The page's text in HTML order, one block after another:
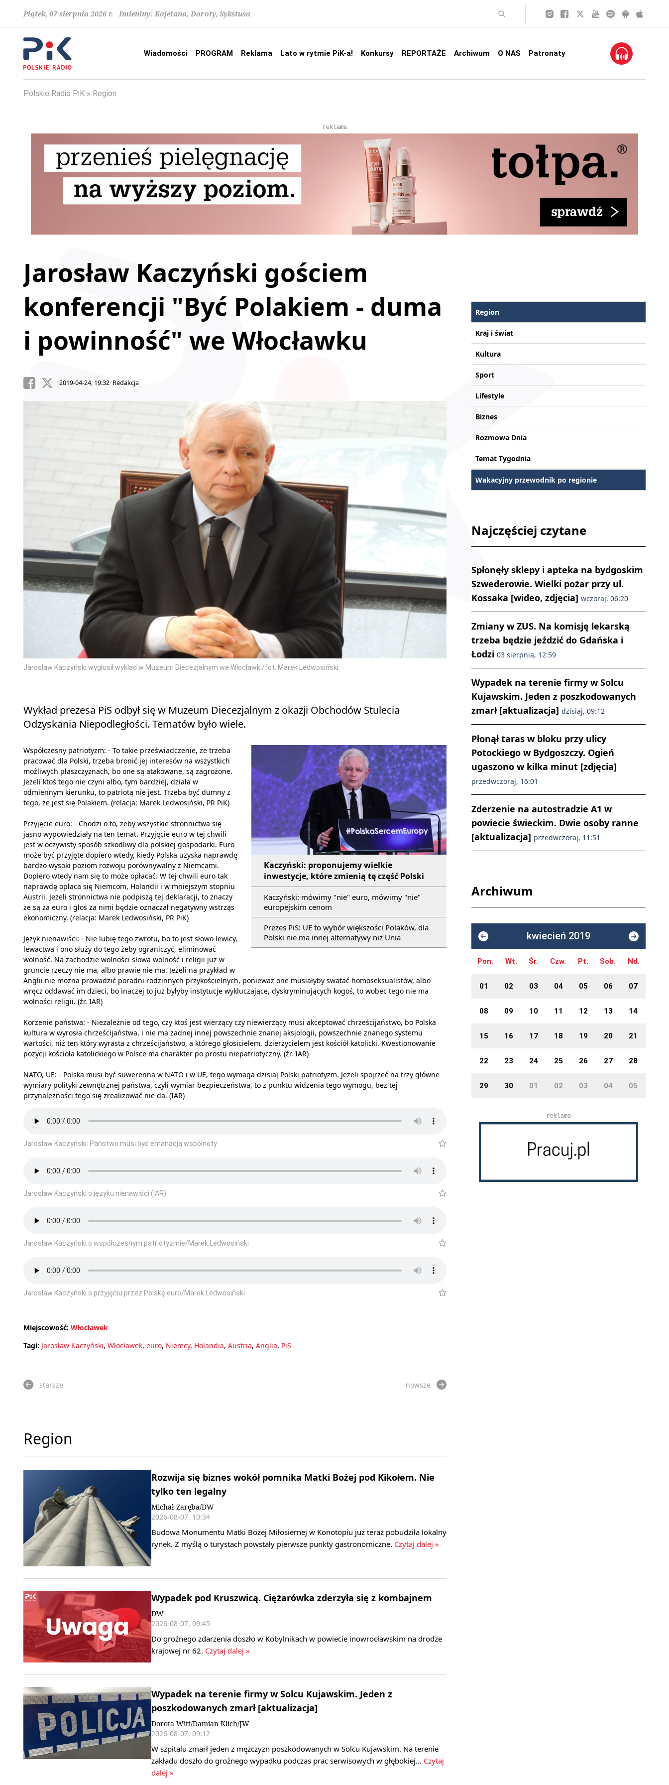
Piątek, 07 sierpnia 2026 r. Imieniny: Kajetana, Doroty, Sykstusa
Wiadomości PROGRAM Reklama Lato w rytmie PiK-a! Konkursy REPORTAŻE Archiwum O NAS Patronaty
Polskie Radio PiK Region
reklama
Jarosław Kaczyński gościem
konferencji "Być Polakiem - duma
i powinność" we Włocławku
2019-04-24, 19:32 Redakcja
Jarosław Kaczyński wygłosił wykład w Muzeum Diecezjalnym we Włocławki/fot. Marek Ledwosiński
Wykład prezesa PiS odbył się w Muzeum Diecezjalnym z okazji Obchodów Stulecia
Odzyskania Niepodległości. Tematów było wiele.
Kaczyński: proponujemy wielkie
inwestycje, które zmienią tę część Polski
Kaczyński: mówimy "nie" euro, mówimy "nie"
europejskim cenom
Prezes PiS: UE to wybór większości Polaków, dla
Polski nie ma innej alternatywy niż Unia
Współczesny patriotyzm: - To takie przeświadczenie, że trzeba
pracować dla Polski, trzeba bronić jej interesów na wszystkich
możliwych płaszczyznach, bo one są atakowane, są zagrożone.
Jeżeli ktoś tego nie czyni albo, tym bardziej, działa w
odmiennym kierunku, to patriotą nie jest. Trzeba być dumny z
tego, że jest się Polakiem. (relacja: Marek Ledwosiński, PR PiK)
Przyjęcie euro: - Chodzi o to, żeby wszystkie stronnictwa się
jasno wypowiedziały na ten temat. Przyjęcie euro w tej chwili
jest w oczywisty sposób szkodliwy dla polskiej gospodarki. Euro
może być przyjęte dopiero wtedy, kiedy Polska uzyska naprawdę
bardzo wysoki poziom rozwoju porównywalny z Niemcami.
Dopiero wtedy nam się to może opłacać. W tej chwili euro tak
naprawdę opłaca się Niemcom, Holandii i w mniejszym stopniu
Austrii. Jeżeli stronnictwa nie podpiszą tej deklaracji, to znaczy
że są za euro i głos za nimi będzie oznaczał negatywny wstrząs
ekonomiczny. (relacja: Marek Ledwosiński, PR PiK)
Język nienawiści: - Nie lubię tego zwrotu, bo to jest słowo lewicy,
lewactwa i ono służy do tego żeby ograniczyć, eliminować
wolność. Na zachodzie wolności słowa wolność i religii już w
gruncie rzeczy nie ma, albo prawie nie ma. Jeżeli na przykład w
Anglii nie można prowadzić poradni rodzinnych przykościelnych, ponieważ one musiałyby swatać homoseksualistów, albo
wręcz oddawać im dzieci, bo inaczej to już byłyby instytucje wykluczające, dyskryminujących kogoś, to wobec tego nie ma
wolności religii. (źr. IAR)
Korzenie państwa: - Niezależnie od tego, czy ktoś jest wierzący czy niewierzący musi akceptować chrześcijaństwo, bo Polska
kultura w wyrosła chrześcijaństwa, i nie ma żadnej innej powszechnie znanej aksjologii, powszechnie znanego systemu
wartości, niż ten który wyrasta z chrześcijaństwo, a którego głosicielem, dzierżycielem jest kościół katolicki. Kwestionowanie
pozycji kościoła katolickiego w Polsce ma charakter po prostu niepatriotyczny. (źr. IAR)
NATO, UE: - Polska musi być suwerenna w NATO i w UE, tego wymaga dzisiaj Polski patriotyzm. Jeżeli spojrzeć na trzy główne
wymiary polityki zewnętrznej państwa, czyli wymiar bezpieczeństwa, to z punktu widzenia tego wymogu, bez tej
przynależności tego się zrealizować nie da. (IAR)
Jarosław Kaczyński: Państwo musi być emanacją wspólnoty
Jarosław Kaczyński o języku nienawiści (IAR)
Jarosław Kaczyński o współczesnym patriotyzmie/Marek Ledwosiński
Jarosław Kaczyński o przyjęciu przez Polskę euro/Marek Ledwosiński
Miejscowość: Włocławek
Tagi: Jarosław Kaczyński, Włocławek, euro, Niemcy, Holandia, Austria, Anglia, PiS
starsze nowsze
Region
Rozwija się biznes wokół pomnika Matki Bożej pod Kikołem. Nie
tylko ten legalny
Michał Zaręba/DW
2026-08-07, 10:34
Budowa Monumentu Matki Bożej Miłosiernej w Konotopiu już teraz pobudziła lokalny
rynek. Z myślą o turystach powstały pierwsze punkty gastronomiczne. Czytaj dalej »
Wypadek pod Kruszwicą. Ciężarówka zderzyła się z kombajnem
DW
2026-08-07, 09:45
Do groźnego zdarzenia doszło w Kobylnikach w powiecie inowrocławskim na drodze
krajowej nr 62. Czytaj dalej »
Wypadek na terenie firmy w Solcu Kujawskim. Jeden z
poszkodowanych zmarł [aktualizacja]
Dorota Witt/Damian Klich/JW
2026-08-07, 09:12
W szpitalu zmarł jeden z mężczyzn poszkodowanych w Solcu Kujawskim. Na terenie
zakładu doszło do groźnego wypadku podczas prac serwisowych w głębokiej… Czytaj
dalej »
Region
Kraj i świat
Kultura
Sport
Lifestyle
Biznes
Rozmowa Dnia
Temat Tygodnia
Wakacyjny przewodnik po regionie
Najczęściej czytane
Spłonęły sklepy i apteka na bydgoskim
Szwederowie. Wielki pożar przy ul.
Kossaka [wideo, zdjęcia] wczoraj, 06:20
Zmiany w ZUS. Na komisję lekarską
trzeba będzie jeździć do Gdańska i
Łodzi 03 sierpnia, 12:59
Wypadek na terenie firmy w Solcu
Kujawskim. Jeden z poszkodowanych
zmarł [aktualizacja] dzisiaj, 09:12
Płonął taras w bloku przy ulicy
Potockiego w Bydgoszczy. Ogień
ugaszono w kilka minut [zdjęcia]
przedwczoraj, 16:01
Zderzenie na autostradzie A1 w
powiecie świeckim. Dwie osoby ranne
[aktualizacja] przedwczoraj, 11:51
Archiwum
kwiecień 2019
Pon. Wt. Śr. Czw. Pt. Sob. Nd.
01 02 03 04 05 06 07
08 09 10 11 12 13 14
15 16 17 18 19 20 21
22 23 24 25 26 27 28
29 30 01 02 03 04 05
reklama